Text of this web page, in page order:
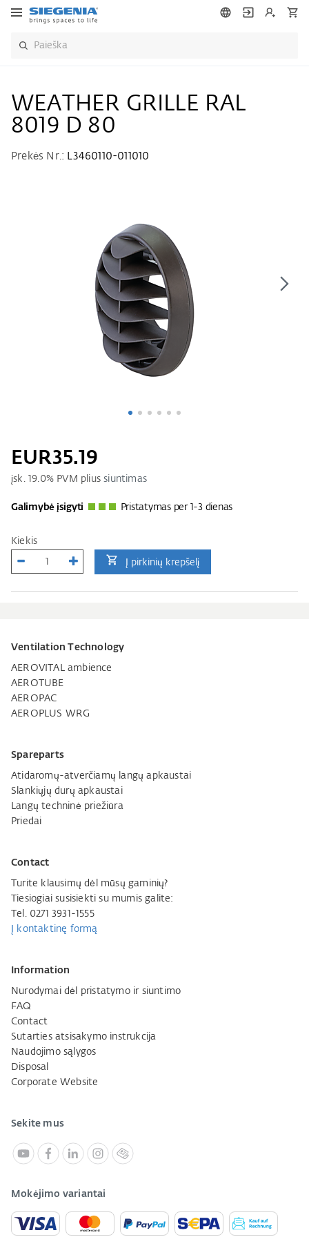
WEATHER GRILLE RAL
8019 D 80
Prekės Nr.: L3460110-011010
EUR35.19
įsk. 19.0% PVM pliussiuntimas
Galimybė įsigyti Pristatymas per 1-3 dienas
Kiekis
Į pirkinių krepšelį
Ventilation Technology
AEROVITAL ambience
AEROTUBE
AEROPAC
AEROPLUS WRG
Spareparts
Atidaromų-atverčiamų langų apkaustai
Slankiųjų durų apkaustai
Langų techninė priežiūra
Priedai
Contact
Turite klausimų dėl mūsų gaminių?
Tiesiogiai susisiekti su mumis galite:
Tel. 0271 3931-1555
Į kontaktinę formą
Information
Nurodymai dėl pristatymo ir siuntimo
FAQ
Contact
Sutarties atsisakymo instrukcija
Naudojimo sąlygos
Disposal
Corporate Website
Sekite mus
Mokėjimo variantai